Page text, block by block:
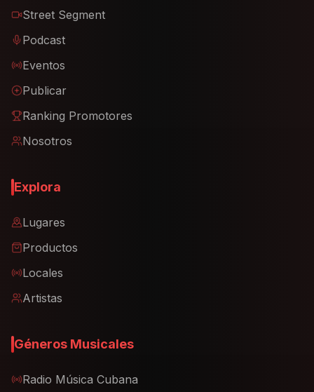
Street Segment
Podcast
Eventos
Publicar
Ranking Promotores
Nosotros
Explora
Lugares
Productos
Locales
Artistas
Géneros Musicales
Radio Música Cubana